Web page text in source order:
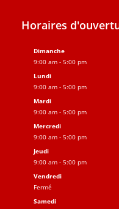
Horaires
Dimanche
9:00 am - 5:00 pm
Lundi
9:00 am - 5:00 pm
Mardi
9:00 am - 5:00 pm
Mercredi
9:00 am - 5:00 pm
Jeudi
9:00 am - 5:00 pm
Vendredi
Fermé
Samedi